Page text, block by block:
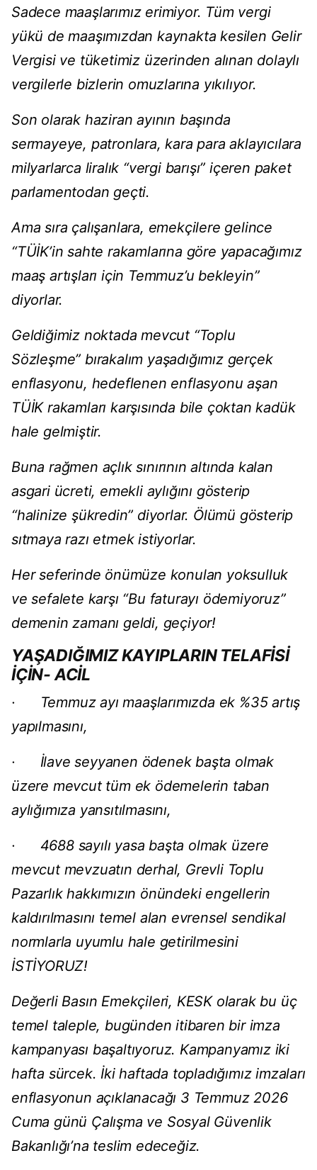
Sadece maaşlarımız erimiyor. Tüm vergi
yükü de maaşımızdan kaynakta kesilen Gelir
Vergisi ve tüketimiz üzerinden alınan dolaylı
vergilerle bizlerin omuzlarına yıkılıyor.
Son olarak haziran ayının başında
sermayeye, patronlara, kara para aklayıcılara
milyarlarca liralık “vergi barışı” içeren paket
parlamentodan geçti.
Ama sıra çalışanlara, emekçilere gelince
“TÜİK’in sahte rakamlarına göre yapacağımız
maaş artışları için Temmuz’u bekleyin”
diyorlar.
Geldiğimiz noktada mevcut “Toplu
Sözleşme” bırakalım yaşadığımız gerçek
enflasyonu, hedeflenen enflasyonu aşan
TÜİK rakamları karşısında bile çoktan kadük
hale gelmiştir.
Buna rağmen açlık sınırının altında kalan
asgari ücreti, emekli aylığını gösterip
“halinize şükredin” diyorlar. Ölümü gösterip
sıtmaya razı etmek istiyorlar.
Her seferinde önümüze konulan yoksulluk
ve sefalete karşı “Bu faturayı ödemiyoruz”
demenin zamanı geldi, geçiyor!
YAŞADIĞIMIZ KAYIPLARIN TELAFİSİ
İÇİN- ACİL
· Temmuz ayı maaşlarımızda ek %35 artış
yapılmasını,
· İlave seyyanen ödenek başta olmak
üzere mevcut tüm ek ödemelerin taban
aylığımıza yansıtılmasını,
· 4688 sayılı yasa başta olmak üzere
mevcut mevzuatın derhal, Grevli Toplu
Pazarlık hakkımızın önündeki engellerin
kaldırılmasını temel alan evrensel sendikal
normlarla uyumlu hale getirilmesini
İSTİYORUZ!
Değerli Basın Emekçileri, KESK olarak bu üç
temel taleple, bugünden itibaren bir imza
kampanyası başaltıyoruz. Kampanyamız iki
hafta sürcek. İki haftada topladığımız imzaları
enflasyonun açıklanacağı 3 Temmuz 2026
Cuma günü Çalışma ve Sosyal Güvenlik
Bakanlığı’na teslim edeceğiz.